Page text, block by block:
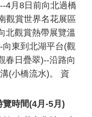
4月8日前向北過橋
觀賞世界名花展區
北觀賞熱帶展覽溫
東到北湖平台(觀
春日疊翠)--沿路向
(小橋流水)。 資
時間(4月-5月)